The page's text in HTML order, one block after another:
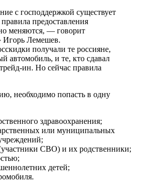
с господдержкой существует
предоставления
меняются, — говорит
Игорь Лемешев.
получали те россияне,
автомобиль, и те, кто сдавал
⁠ин. Но сейчас правила
необходимо попасть в одну
здравоохранения;
или муниципальных
СВО) и их родственники;
детей;